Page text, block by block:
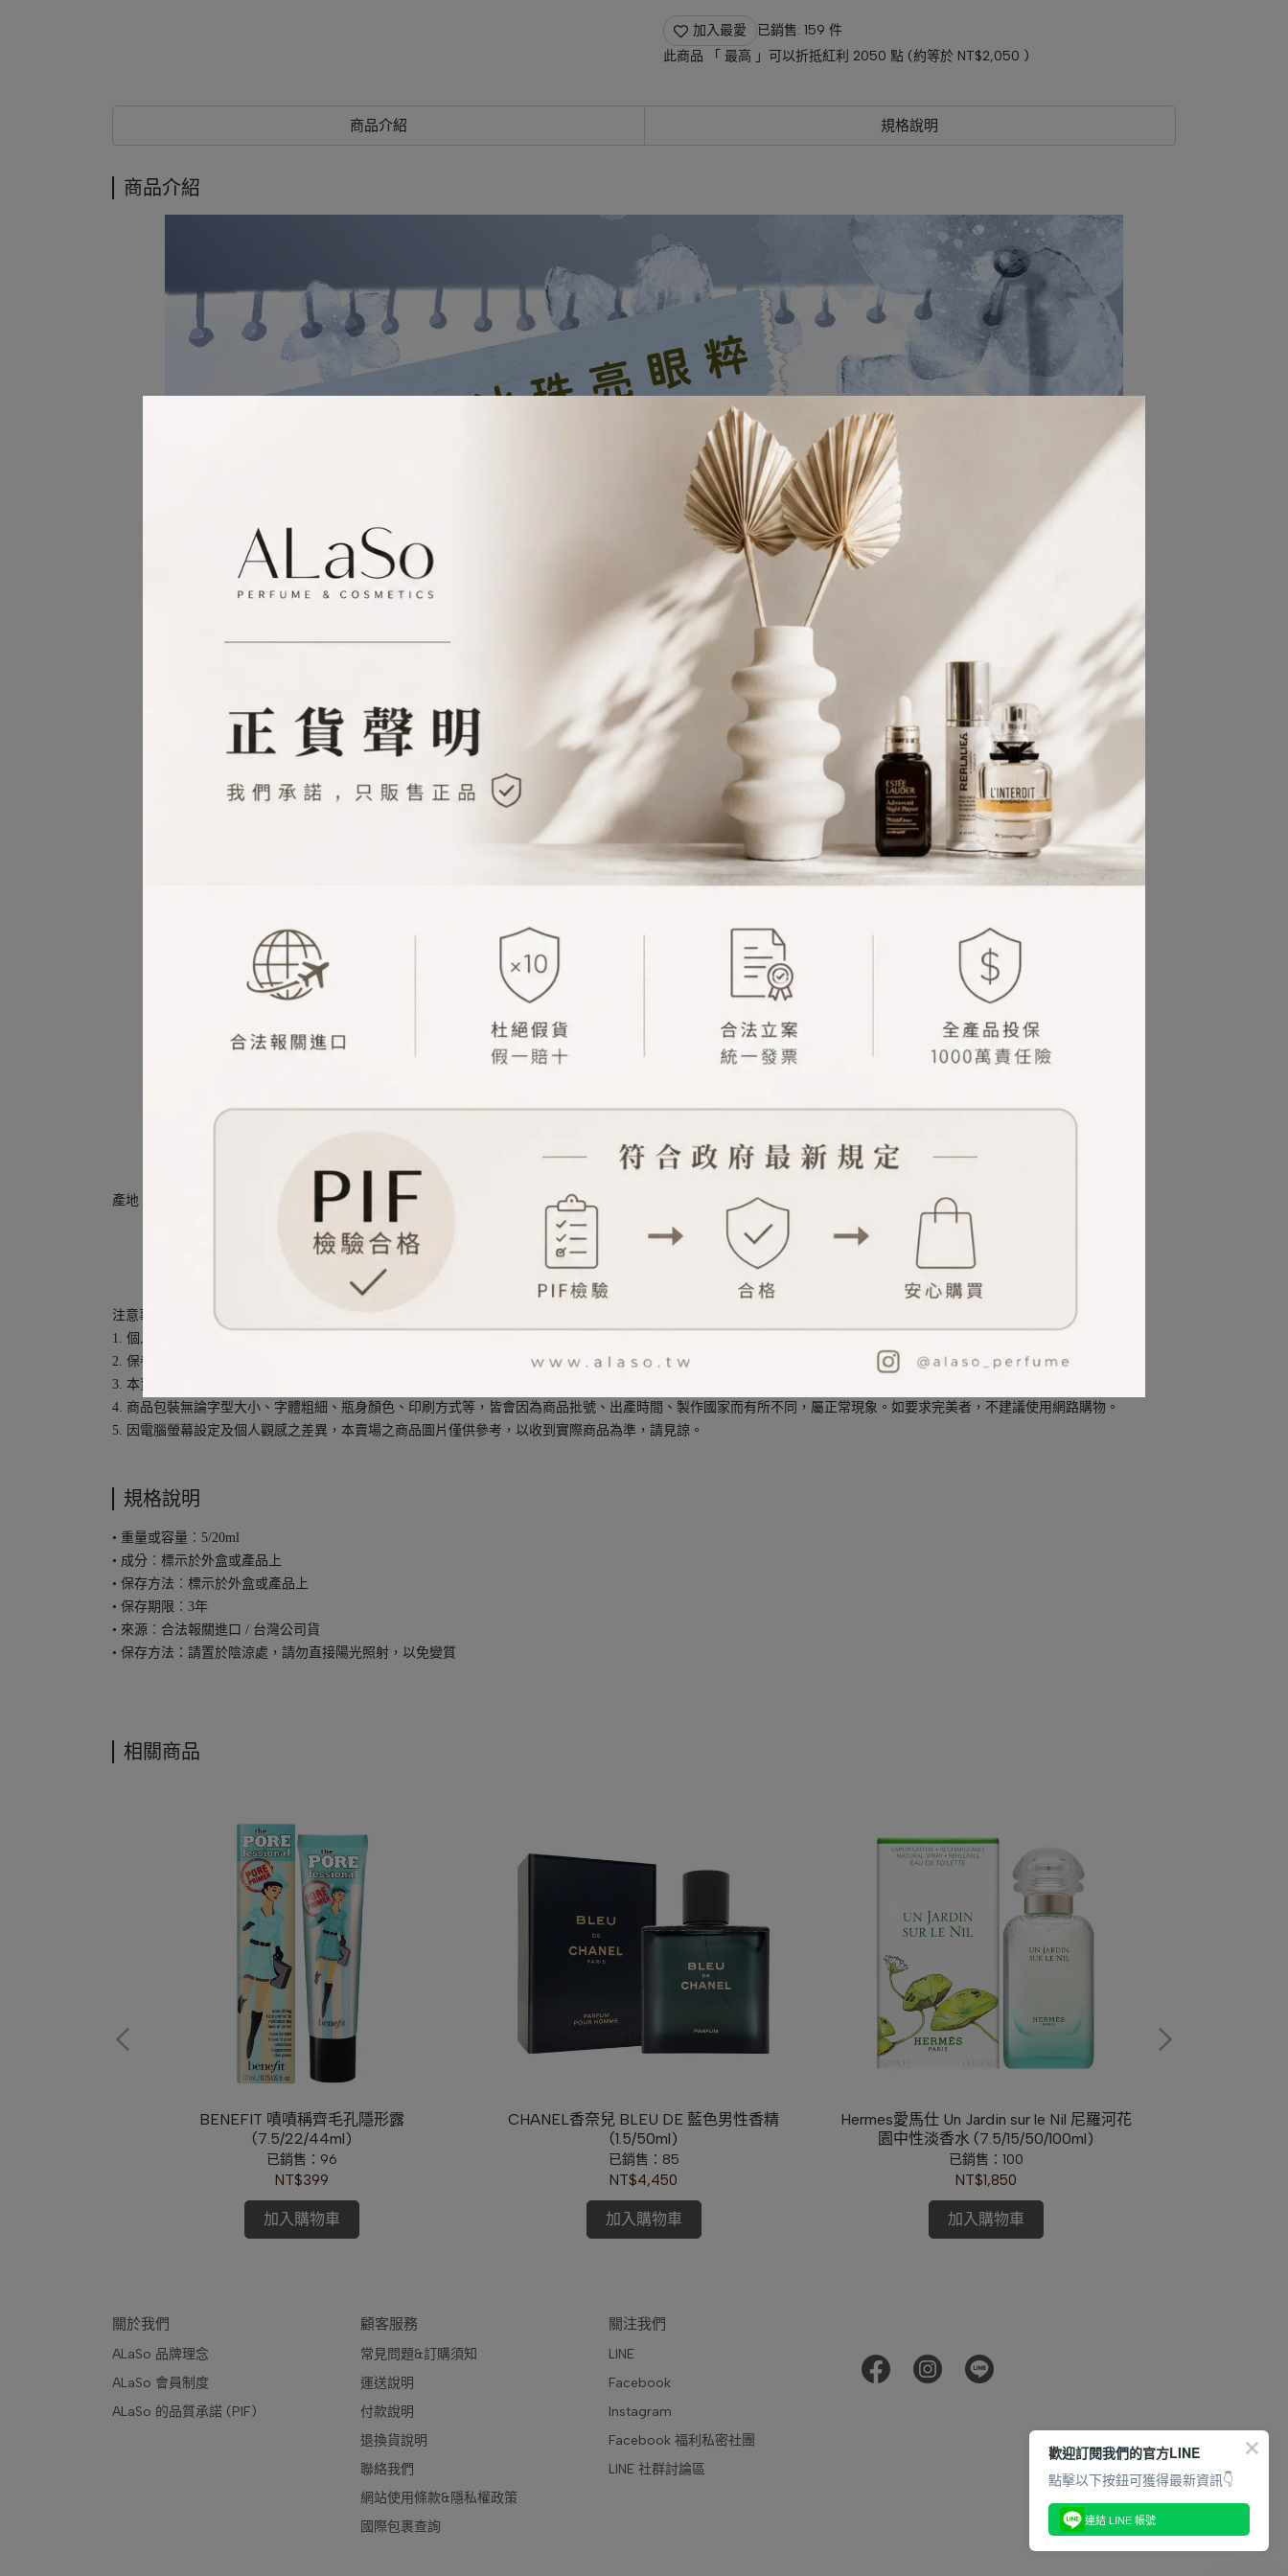
加入最愛
已銷售: 159 件
此商品 「 最高 」可以折抵紅利 2050 點 (約等於 NT$2,050 )
商品介紹 規格說明
商品介紹
產地︰法國
注意事項︰
1. 個人膚質、髮質對於商品的適應程度不同，若有過敏或不適請停止使用並尋求專業醫療協助。使用成效僅供參考，實際效果因人而異。
2. 保養品/香水/化妝品/美髮/美體本身為消耗品，拆封後恕無法辦理退換貨。(新品瑕疵除外，請提供開箱影片存證)
3. 本賣場內商品皆為國外免稅店及商店合法報關進口，保證正貨，且以優惠價格回饋給消費者，部分商品保留專櫃出品原貌(無外盒或封膜)，為免消費者疑惑，特此說明。
4. 商品包裝無論字型大小、字體粗細、瓶身顏色、印刷方式等，皆會因為商品批號、出產時間、製作國家而有所不同，屬正常現象。如要求完美者，不建議使用網路購物。
5. 因電腦螢幕設定及個人觀感之差異，本賣場之商品圖片僅供參考，以收到實際商品為準，請見諒。
規格說明
• 重量或容量︰5/20ml
• 成分︰標示於外盒或產品上
• 保存方法︰標示於外盒或產品上
• 保存期限︰3年
• 來源︰合法報關進口 / 台灣公司貨
• 保存方法：請置於陰涼處，請勿直接陽光照射，以免變質
相關商品
BENEFIT 嘖嘖稱齊毛孔隱形露
(7.5/22/44ml)
已銷售：96
NT$399
加入購物車
CHANEL香奈兒 BLEU DE 藍色男性香精
(1.5/50ml)
已銷售：85
NT$4,450
加入購物車
Hermes愛馬仕 Un Jardin sur le Nil 尼羅河花
園中性淡香水 (7.5/15/50/100ml)
已銷售：100
NT$1,850
加入購物車
關於我們
ALaSo 品牌理念
ALaSo 會員制度
ALaSo 的品質承諾 (PIF)
顧客服務
常見問題&訂購須知
運送說明
付款說明
退換貨說明
聯絡我們
網站使用條款&隱私權政策
國際包裹查詢
關注我們
LINE
Facebook
Instagram
Facebook 福利私密社團
LINE 社群討論區
歡迎訂閱我們的官方LINE
點擊以下按鈕可獲得最新資訊👇
連結 LINE 帳號